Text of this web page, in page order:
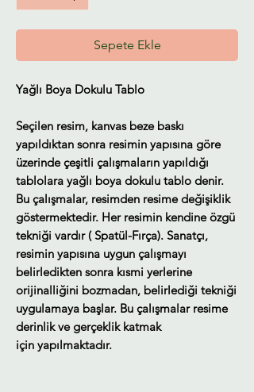
Sepete Ekle
Yağlı Boya Dokulu Tablo
Seçilen resim, kanvas beze baskı
yapıldıktan sonra resimin yapısına göre
üzerinde çeşitli çalışmaların yapıldığı
tablolara yağlı boya dokulu tablo denir.
Bu çalışmalar, resimden resime değişiklik
göstermektedir. Her resimin kendine özgü
tekniği vardır ( Spatül-Fırça). Sanatçı,
resimin yapısına uygun çalışmayı
belirledikten sonra kısmi yerlerine
orijinalliğini bozmadan, belirlediği tekniği
uygulamaya başlar. Bu çalışmalar resime
derinlik ve gerçeklik katmak
için yapılmaktadır.